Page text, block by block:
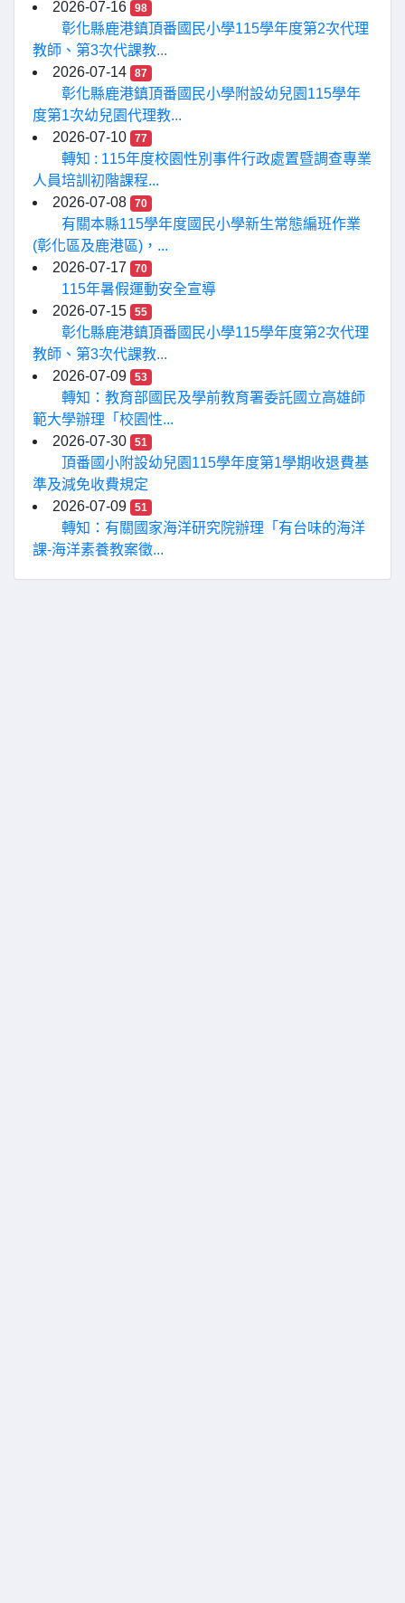
2026-07-16
98
彰化縣鹿港鎮頂番國民小學115學年度第2次代理
教師、第3次代課教...
2026-07-14
87
彰化縣鹿港鎮頂番國民小學附設幼兒園115學年
度第1次幼兒園代理教...
2026-07-10
77
轉知 : 115年度校園性別事件行政處置暨調查專業
人員培訓初階課程...
2026-07-08
70
有關本縣115學年度國民小學新生常態編班作業
(彰化區及鹿港區)，...
2026-07-17
70
115年暑假運動安全宣導
2026-07-15
55
彰化縣鹿港鎮頂番國民小學115學年度第2次代理
教師、第3次代課教...
2026-07-09
53
轉知：教育部國民及學前教育署委託國立高雄師
範大學辦理「校園性...
2026-07-30
51
頂番國小附設幼兒園115學年度第1學期收退費基
準及減免收費規定
2026-07-09
51
轉知：有關國家海洋研究院辦理「有台味的海洋
課-海洋素養教案徵...